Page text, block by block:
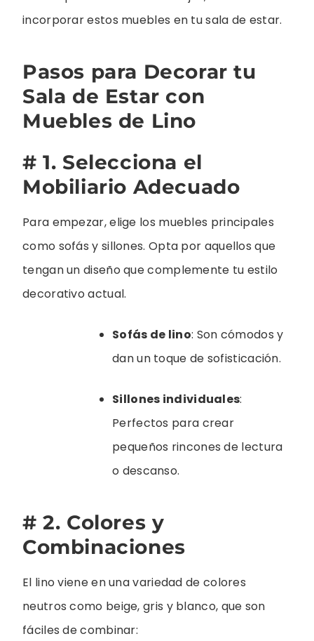
incorporar estos muebles en tu sala de estar.
Pasos para Decorar tu
Sala de Estar con
Muebles de Lino
# 1. Selecciona el
Mobiliario Adecuado
Para empezar, elige los muebles principales
como sofás y sillones. Opta por aquellos que
tengan un diseño que complemente tu estilo
decorativo actual.
Sofás de lino: Son cómodos y
dan un toque de sofisticación.
Sillones individuales:
Perfectos para crear
pequeños rincones de lectura
o descanso.
# 2. Colores y
Combinaciones
El lino viene en una variedad de colores
neutros como beige, gris y blanco, que son
fáciles de combinar: